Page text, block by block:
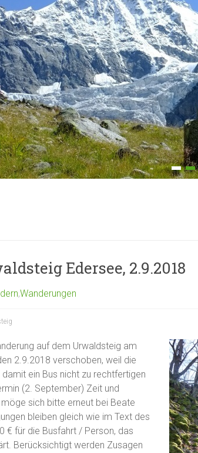
Edersee, 2.9.2018
,Wanderungen
auf dem Urwaldsteig am
2.9.2018 verschoben, weil die
ein Bus nicht zu rechtfertigen
(2. September) Zeit und
sich bitte erneut bei Beate
bleiben gleich wie im Text des
€ für die Busfahrt / Person, das
Berücksichtigt werden Zusagen